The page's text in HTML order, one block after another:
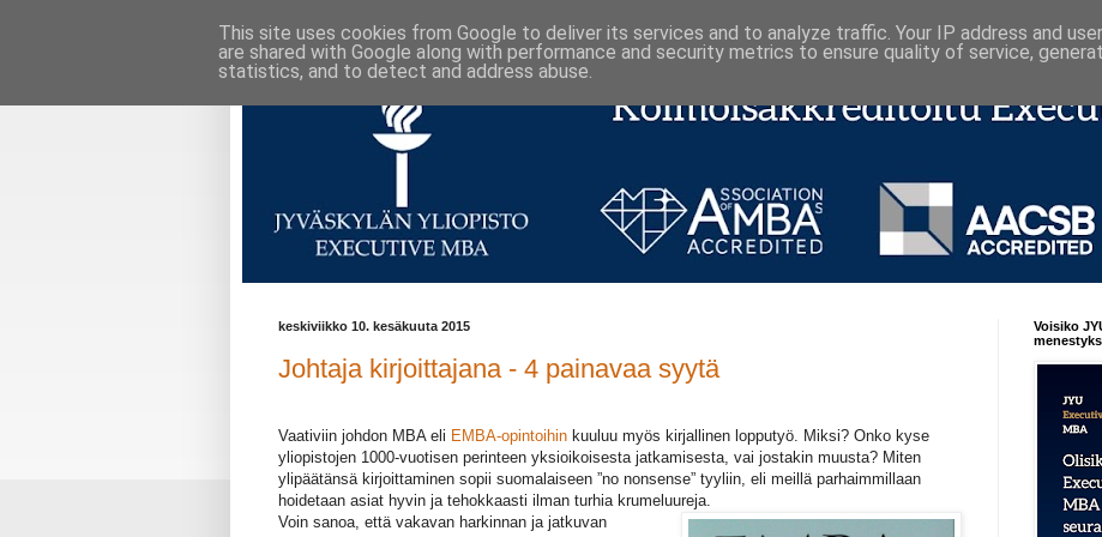
keskiviikko 10. kesäkuuta 2015
Johtaja kirjoittajana - 4 painavaa syytä
Vaativiin johdon MBA eli EMBA-opintoihin kuuluu myös kirjallinen lopputyö. Miksi? Onko kyse
yliopistojen 1000-vuotisen perinteen yksioikoisesta jatkamisesta, vai jostakin muusta? Miten
ylipäätänsä kirjoittaminen sopii suomalaiseen ”no nonsense” tyyliin, eli meillä parhaimmillaan
hoidetaan asiat hyvin ja tehokkaasti ilman turhia krumeluureja.
Voin sanoa, että vakavan harkinnan ja jatkuvan
Voisiko
This site uses cookies from Google to deliver its services and to analyze traffic. Your IP address and
are shared with Google along with performance and security metrics to ensure quality of service,
statistics, and to detect and address abuse.